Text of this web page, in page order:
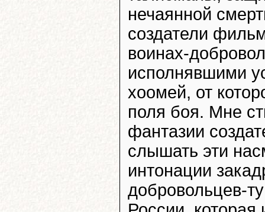
нечаянной
создатели
воинах-
исполнявшими
хоомей, от
поля боя. Мне
фантазии
слышать эти
интонации
добровольцев-